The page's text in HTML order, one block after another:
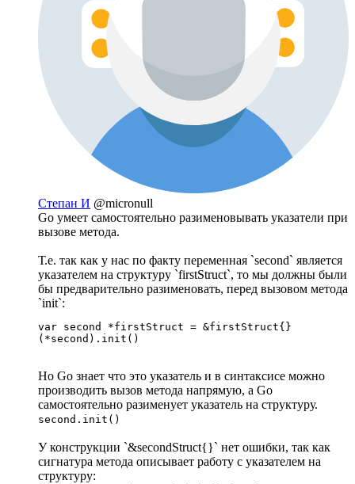
Степан И @micronull
Go умеет самостоятельно разименовывать указатели при
вызове метода.
Т.е. так как у нас по факту переменная `second` является
указателем на структуру `firstStruct`, то мы должны были
бы предварительно разименовать, перед вызовом метода
`init`:
var second *firstStruct = &firstStruct{}
(*second).init()
Но Go знает что это указатель и в синтаксисе можно
производить вызов метода напрямую, а Go
самостоятельно разименует указатель на структуру.
second.init()
У конструкции `&secondStruct{}` нет ошибки, так как
сигнатура метода описывает работу с указателем на
структуру: